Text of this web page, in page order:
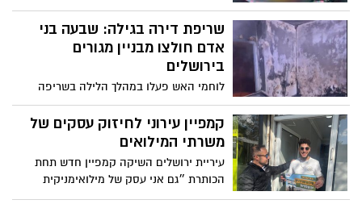
המשטרה חוקרת את נסיבות המקרה
שריפת דירה בגילה: שבעה בני
אדם חולצו מבניין מגורים
בירושלים
לוחמי האש פעלו במהלך הלילה בשריפה
בדירה בקומה השלישית ברחוב הצוף; שישה
נפגעים קל ואחד במצב בינוני פונו לטיפול
רפואי
קמפיין עירוני לחיזוק עסקים של
משרתי המילואים
עיריית ירושלים השיקה קמפיין חדש תחת
הכותרת ״גם אני עסק של מילואימניקית
ומילואימניק ירושלמי", שתכליתו לחזק,